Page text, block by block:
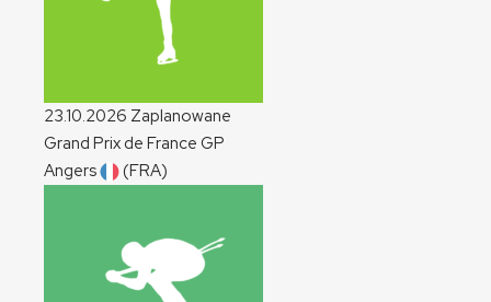
23.10.2026 Zaplanowane
Grand Prix de France GP
Angers
(FRA)